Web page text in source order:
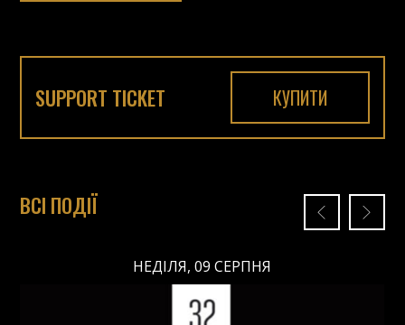
SUPPORT TICKET КУПИТИ
ВСІ ПОДІЇ
НЕДІЛЯ, 09 СЕРПНЯ